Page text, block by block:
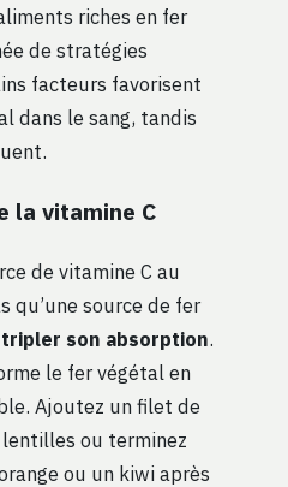
riches en fer
de stratégies
facteurs favorisent
dans le sang, tandis
la vitamine C
de vitamine C au
qu’une source de fer
tripler son absorption.
le fer végétal en
Ajoutez un filet de
ou terminez
ou un kiwi après